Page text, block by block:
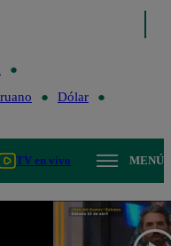
Dólar
TV en vivo MENÚ